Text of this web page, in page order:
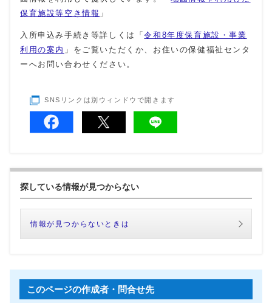
保育施設等空き情報 」
入所申込み手続き等詳しくは「令和8年度保育施設・事業
利用の案内 」をご覧いただくか、お住いの保健福祉センタ
ーへお問い合わせください。
SNSリンクは別ウィンドウで開きます
探している情報が見つからない
情報が見つからないときは
このページの作成者・問合せ先